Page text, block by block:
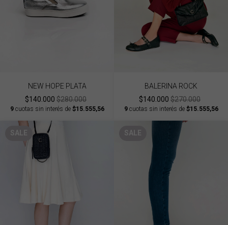
NEW HOPE PLATA
$140.000 $280.000
9cuotas sin interés de $15.555,56
BALERINA ROCK
$140.000 $270.000
9cuotas sin interés de $15.555,56
SALE SALE